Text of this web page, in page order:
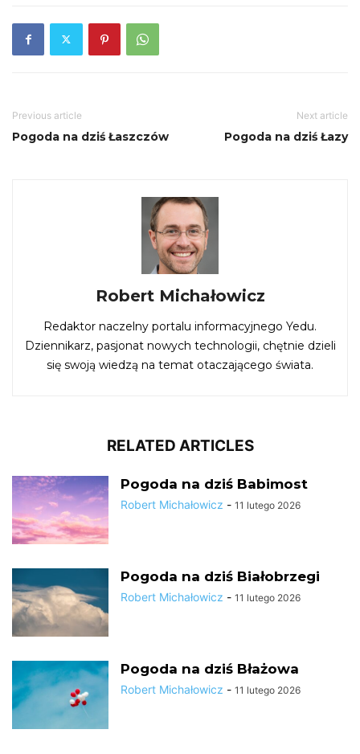
Previous article
Pogoda na dziś Łaszczów
Next article
Pogoda na dziś Łazy
Robert Michałowicz
Redaktor naczelny portalu informacyjnego Yedu.
Dziennikarz, pasjonat nowych technologii, chętnie dzieli
się swoją wiedzą na temat otaczającego świata.
RELATED ARTICLES
Pogoda na dziś Babimost
Robert Michałowicz - 11 lutego 2026
Pogoda na dziś Białobrzegi
Robert Michałowicz - 11 lutego 2026
Pogoda na dziś Błażowa
Robert Michałowicz - 11 lutego 2026